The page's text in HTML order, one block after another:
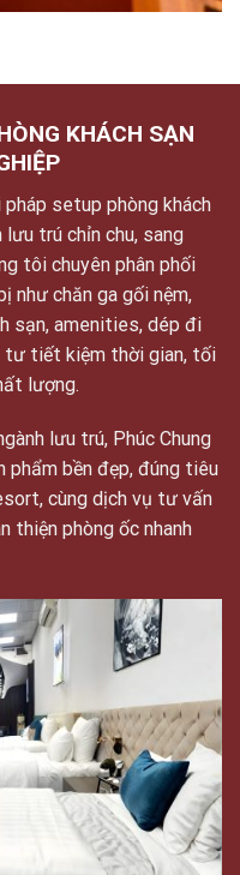
KHÁCH SẠN
setup phòng khách
trú chỉn chu, sang
tôi chuyên phân phối
chăn ga gối nệm,
sạn, amenities, dép đi
tư tiết kiệm thời gian, tối
lượng.
lưu trú, Phúc Chung
phẩm bền đẹp, đúng tiêu
cùng dịch vụ tư vấn
thiện phòng ốc nhanh